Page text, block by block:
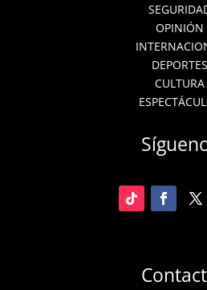
OPINIÓN
DEPORTES
CULTURA